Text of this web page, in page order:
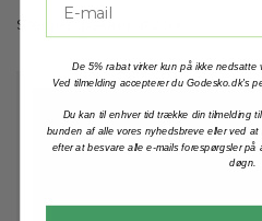
Sælges i pakker af 2 stk.
De 5% rabat virker kun på ikke
Ved tilmelding accepterer du Godesko.dk's
Du kan til enhver tid trække din tilmelding
bunden af alle vores nyhedsbreve eller ved
efter at besvare alle e-mails forespørgsler
døgn.